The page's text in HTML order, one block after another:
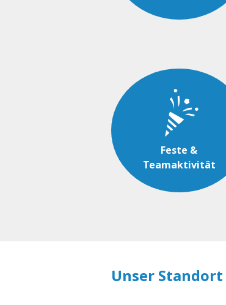
Feste &
Teamaktivität
Unser Standort